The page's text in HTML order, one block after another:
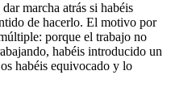
marcha atrás si habéis
de hacerlo. El motivo por
porque el trabajo no
habéis introducido un
habéis equivocado y lo